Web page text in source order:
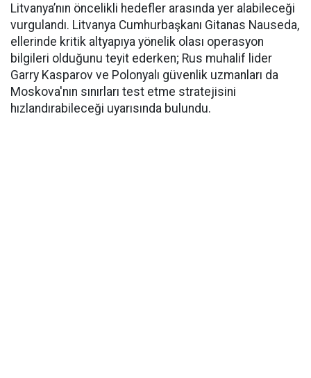
Litvanya’nın öncelikli hedefler arasında yer alabileceği
vurgulandı. Litvanya Cumhurbaşkanı Gitanas Nauseda,
ellerinde kritik altyapıya yönelik olası operasyon
bilgileri olduğunu teyit ederken; Rus muhalif lider
Garry Kasparov ve Polonyalı güvenlik uzmanları da
Moskova'nın sınırları test etme stratejisini
hızlandırabileceği uyarısında bulundu.